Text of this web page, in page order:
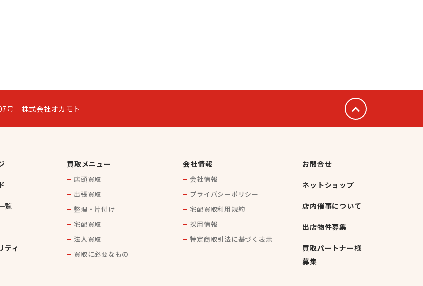
号 株式会社オカモト
覧
ティ
買取メニュー
店頭買取
出張買取
整理・片付け
宅配買取
法人買取
買取に必要なもの
会社情報
会社情報
プライバシーポリシー
宅配買取利用規約
採用情報
特定商取引法に基づく表示
お問合せ
ネットショップ
店内催事について
出店物件募集
買取パートナー様
募集